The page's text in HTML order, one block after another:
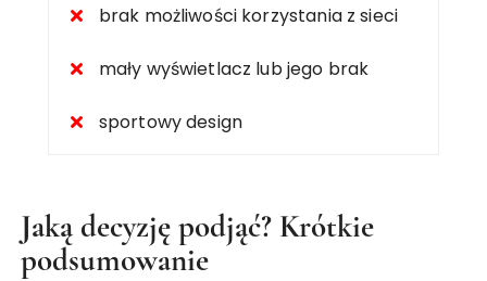
brak możliwości korzystania z sieci
mały wyświetlacz lub jego brak
sportowy design
Jaką decyzję podjąć? Krótkie
podsumowanie